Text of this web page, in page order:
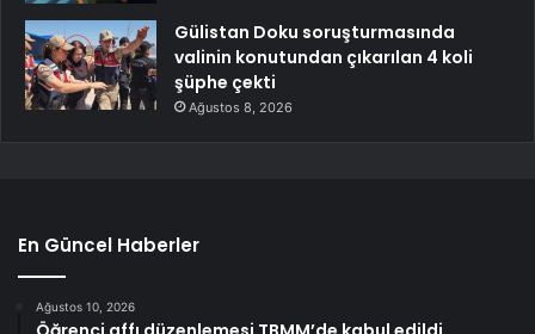
Gülistan Doku soruşturmasında
valinin konutundan çıkarılan 4 koli
şüphe çekti
Ağustos 8, 2026
En Güncel Haberler
Ağustos 10, 2026